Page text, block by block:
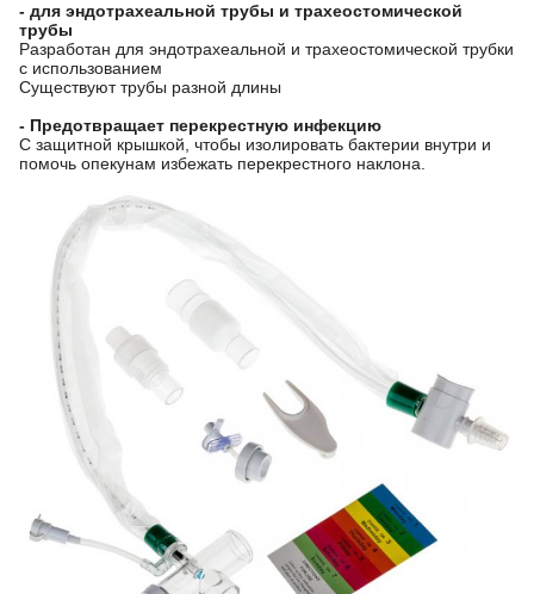
- для эндотрахеальной трубы и трахеостомической
трубы
Разработан для эндотрахеальной и трахеостомической трубки
с использованием
Существуют трубы разной длины
- Предотвращает перекрестную инфекцию
С защитной крышкой, чтобы изолировать бактерии внутри и
помочь опекунам избежать перекрестного наклона.